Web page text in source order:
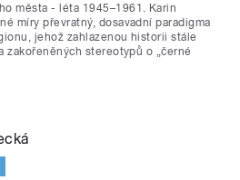
města - léta 1945–1961. Karin
míry převratný, dosavadní paradigma
jehož zahlazenou historii stále
zakořeněných stereotypů o „černé